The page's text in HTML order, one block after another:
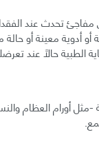
تحدث عند الفقدان
الطبية حالًا عند
-مثل أورام العظام